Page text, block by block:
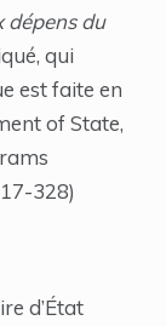
dépens du
qui
est faite en
of State,
328)
d’État